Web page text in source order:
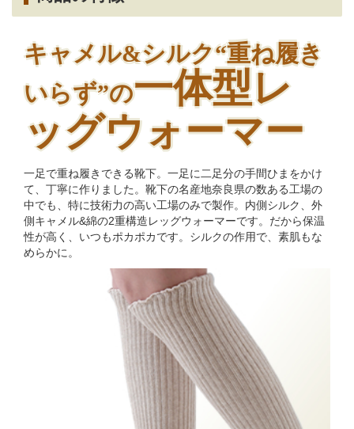
キャメル&シルク“重ね履き
いらず”の一体型レ
ッグウォーマー
一足で重ね履きできる靴下。一足に二足分の手間ひまをかけ
て、丁寧に作りました。靴下の名産地奈良県の数ある工場の
中でも、特に技術力の高い工場のみで製作。内側シルク、外
側キャメル&綿の2重構造レッグウォーマーです。だから保温
性が高く、いつもポカポカです。シルクの作用で、素肌もな
めらかに。